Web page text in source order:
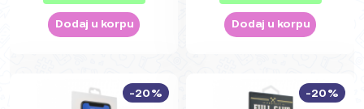
Dodaj u korpu Dodaj u korpu
-20% -20%